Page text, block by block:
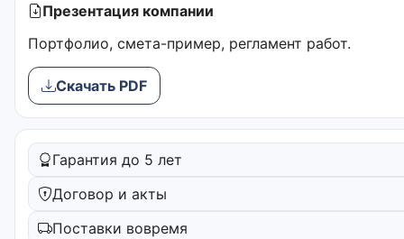
Презентация компании
Портфолио, смета-пример, регламент работ.
Скачать PDF
Гарантия до 5 лет
Договор и акты
Поставки вовремя